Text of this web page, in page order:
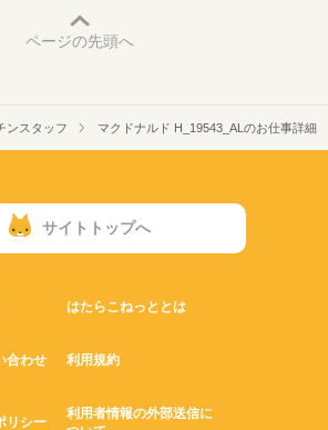
ページの先頭へ
ンスタッフ マクドナルド H_19543_ALのお仕事詳細
サイトトップへ
はたらこねっととは
合わせ 利用規約
リシー
利用者情報の外部送信に